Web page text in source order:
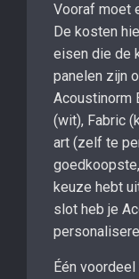
Vooraf moet
De kosten
eisen die de
panelen zijn
Acoustinorm
(wit), Fabric
art (zelf te
keuze hebt
slot heb je
Één